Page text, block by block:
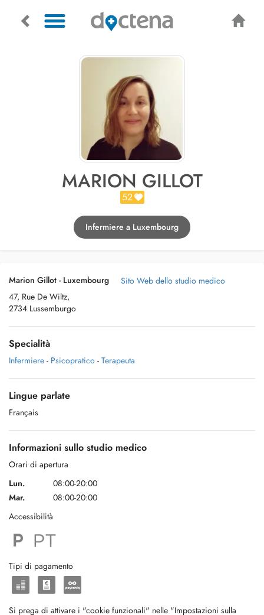
MARION GILLOT
52
Infermiere a Luxembourg
Marion Gillot - Luxembourg
47, Rue De Wiltz,
2734 Lussemburgo
Sito Web dello studio medico
Specialità
Infermiere - Psicopratico - Terapeuta
Lingue parlate
Français
Informazioni sullo studio medico
Orari di apertura
Lun.
08:00-20:00
Mar.
08:00-20:00
Accessibilità
Tipi di pagamento
Si prega di attivare i "cookie funzionali" nelle "Impostazioni sulla